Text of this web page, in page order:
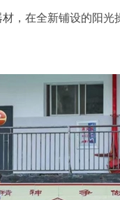
，在全新铺设的阳